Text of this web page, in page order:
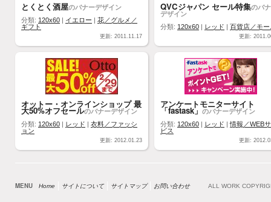
とくとく酒屋のバナーデザイン
分類: 120x60 イエロー
花／グルメ／
ギフト
更新: 2011.11.17
QVCジャパン セール特集のバ
デザイン
分類: 120x60 レッド 百貨店／モー
更新:
オットー・オンラインショップ 最
大50%オフセールのバナーデザイン
分類: 120x60 レッド
衣料／ファッシ
ョン
更新: 2012.01.23
アンケートモニターサイト
「fastask」 のバナーデザイン
分類: 120x60 レッド |情報／WEB
ビス
更新:
MENU Home サイトについて サイトマップ お問い合わせ ALL WORK